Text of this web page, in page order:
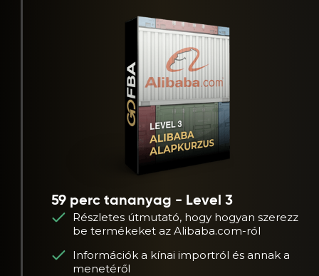
59 perc tananyag - Level 3
Részletes útmutató, hogy hogyan szerezz
be termékeket az Alibaba.com-ról
Információk a kínai importról és annak a
menetéről